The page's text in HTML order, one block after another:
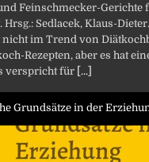
Feinschmecker-Gerichte
Hrsg.: Sedlacek, Klaus-
im Trend von
Rezepten, aber es hat
verspricht für [...]
Grundsätze in der